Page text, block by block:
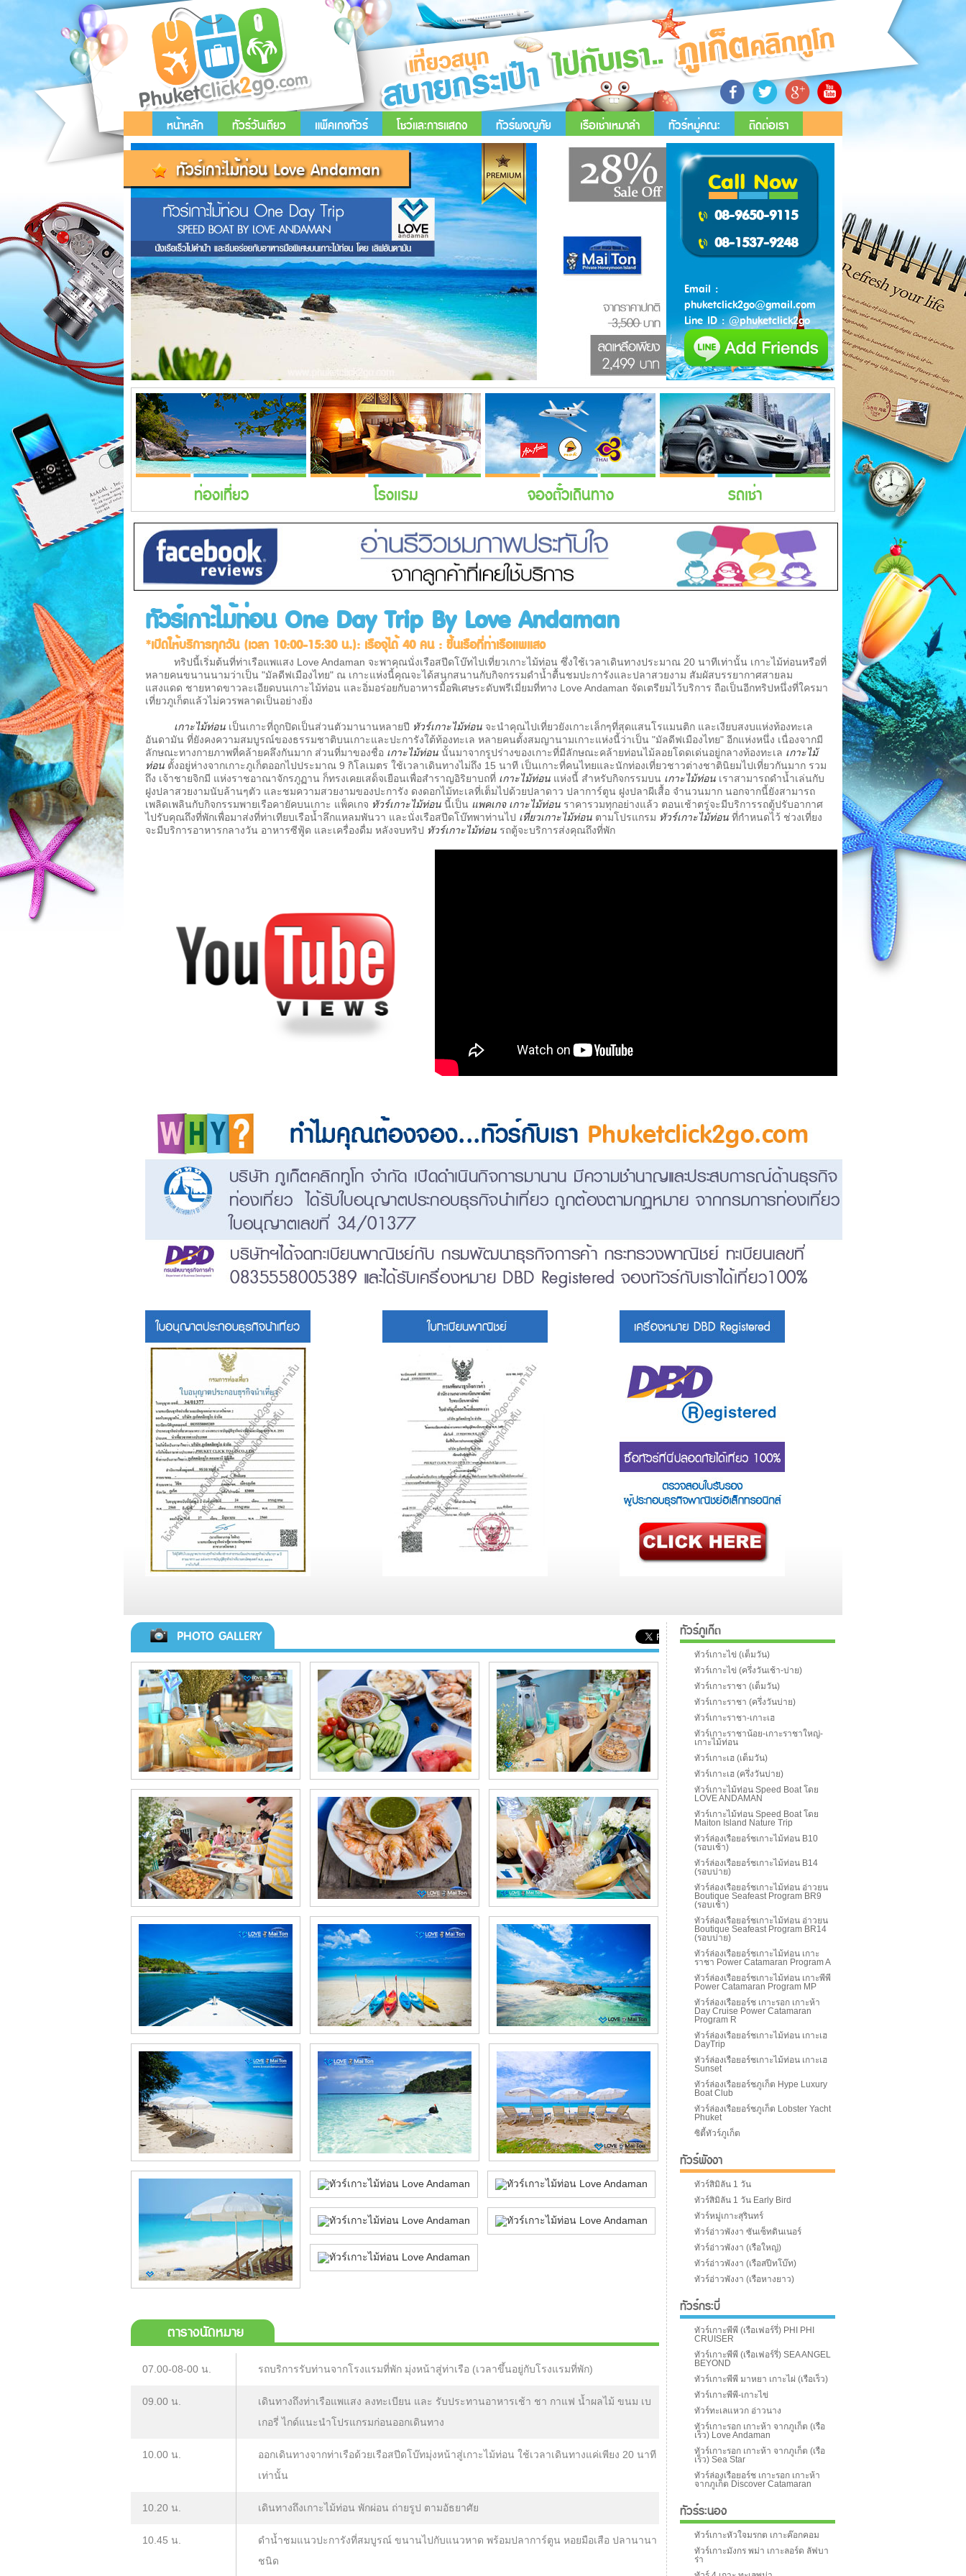
หน้าหลัก ทัวร์วันเดียว แพ็คเกจทัวร์ โชว์และการแสดง ทัวร์ผจญภัย เรือเช่าเหมาลำ ทัวร์หมู่คณะ ติดต่อเรา
ทัวร์เกาะไม้ท่อน Love Andaman Call Now
08-9650-9115
08-1537-9248
Email :
phuketclick2go@gmail.com
Line ID : @phuketclick2go
ท่องเที่ยว โรงแรม จองตั๋วเดินทาง รถเช่า
ทัวร์เกาะไม้ท่อน One Day Trip By Love Andaman
*เปิดให้บริการทุกวัน (เวลา 10:00-15:30 น.): เรือจุได้ 40 คน : ขึ้นเรือที่ท่าเรือแพแสง
ทริปนี้เริ่มต้นที่ท่าเรือแพแสง Love Andaman จะพาคุณนั่งเรือสปีดโบ๊ทไปเที่ยวเกาะไม้ท่อน ซึ่งใช้เวลาเดินทางประมาณ 20 นาทีเท่านั้น เกาะไม้ท่อนหรือที่
หลายคนขนานนามว่าเป็น "มัลดีฟเมืองไทย" ณ เกาะแห่งนี้คุณจะได้สนุกสนานกับกิจกรรมดำน้ำตื้นชมปะการังและปลาสวยงาม สัมผัสบรรยากาศสายลม
แสงแดด ชายหาดขาวละเอียดบนเกาะไม้ท่อน และอิ่มอร่อยกับอาหารมื้อพิเศษระดับพรีเมี่ยมที่ทาง Love Andaman จัดเตรียมไว้บริการ ถือเป็นอีกทริปหนึ่งที่ใครมา
เที่ยวภูเก็ตแล้วไม่ควรพลาดเป็นอย่างยิ่ง
เกาะไม้ท่อน เป็นเกาะที่ถูกปิดเป็นส่วนตัวมานานหลายปี ทัวร์เกาะไม้ท่อน จะนำคุณไปเที่ยวยังเกาะเล็กๆที่สุดแสนโรแมนติก และเงียบสงบแห่งท้องทะเล
อันดามัน ที่ยังคงความสมบูรณ์ของธรรมชาติบนเกาะและปะการังใต้ท้องทะเล หลายคนตั้งสมญานามเกาะแห่งนี้ว่าเป็น "มัลดีฟเมืองไทย" อีกแห่งหนึ่ง เนื่องจากมี
ลักษณะทางกายภาพที่คล้ายคลึงกันมาก ส่วนที่มาของชื่อ เกาะไม้ท่อน นั้นมาจากรูปร่างของเกาะที่มีลักษณะคล้ายท่อนไม้ลอยโดดเด่นอยู่กลางท้องทะเล เกาะไม้
ท่อน ตั้งอยู่ห่างจากเกาะภูเก็ตออกไปประมาณ 9 กิโลเมตร ใช้เวลาเดินทางไม่ถึง 15 นาที เป็นเกาะที่คนไทยและนักท่องเที่ยวชาวต่างชาตินิยมไปเที่ยวกันมาก รวม
ถึง เจ้าชายจิกมี แห่งราชอาณาจักรภูฏาน ก็ทรงเคยเสด็จเยือนเพื่อสำราญอิริยาบถที่ เกาะไม้ท่อน แห่งนี้ สำหรับกิจกรรมบน เกาะไม้ท่อน เราสามารถดำน้ำเล่นกับ
ฝูงปลาสวยงามนับล้านๆตัว และชมความสวยงามของปะการัง ดงดอกไม้ทะเลที่เต็มไปด้วยปลาดาว ปลาการ์ตูน ฝูงปลาผีเสื้อ จำนวนมาก นอกจากนี้ยังสามารถ
เพลิดเพลินกับกิจกรรมพายเรือคายัคบนเกาะ แพ็คเกจ ทัวร์เกาะไม้ท่อน นี้เป็น แพคเกจ เกาะไม้ท่อน ราคารวมทุกอย่างแล้ว ตอนเช้าตรู่จะมีบริการรถตู้ปรับอากาศ
ไปรับคุณถึงที่พักเพื่อมาส่งที่ท่าเทียบเรือน้ำลึกแหลมพันวา และนั่งเรือสปีดโบ๊ทพาท่านไป เที่ยวเกาะไม้ท่อน ตามโปรแกรม ทัวร์เกาะไม้ท่อน ที่กำหนดไว้ ช่วงเที่ยง
จะมีบริการอาหารกลางวัน อาหารซีฟู้ด และเครื่องดื่ม หลังจบทริป ทัวร์เกาะไม้ท่อน รถตู้จะบริการส่งคุณถึงที่พัก
PHOTO GALLERY
ตารางนัดหมาย
07.00-08-00 น. รถบริการรับท่านจากโรงแรมที่พัก มุ่งหน้าสู่ท่าเรือ (เวลาขึ้นอยู่กับโรงแรมที่พัก)
09.00 น.
เดินทางถึงท่าเรือแพแสง ลงทะเบียน และ รับประทานอาหารเช้า ชา กาแฟ น้ำผลไม้ ขนม เบ
เกอรี่ ไกด์แนะนำโปรแกรมก่อนออกเดินทาง
10.00 น.
ออกเดินทางจากท่าเรือด้วยเรือสปีดโบ๊ทมุ่งหน้าสู่เกาะไม้ท่อน ใช้เวลาเดินทางแค่เพียง 20 นาที
เท่านั้น
10.20 น. เดินทางถึงเกาะไม้ท่อน พักผ่อน ถ่ายรูป ตามอัธยาศัย
10.45 น.
ดำน้ำชมแนวปะการังที่สมบูรณ์ ขนานไปกับแนวหาด พร้อมปลาการ์ตูน หอยมือเสือ ปลานานา
ชนิด
ทัวร์ภูเก็ต
ทัวร์เกาะไข่ (เต็มวัน)
ทัวร์เกาะไข่ (ครึ่งวันเช้า-บ่าย)
ทัวร์เกาะราชา (เต็มวัน)
ทัวร์เกาะราชา (ครึ่งวันบ่าย)
ทัวร์เกาะราชา-เกาะเฮ
ทัวร์เกาะราชาน้อย-เกาะราชาใหญ่-
เกาะไม้ท่อน
ทัวร์เกาะเฮ (เต็มวัน)
ทัวร์เกาะเฮ (ครึ่งวันบ่าย)
ทัวร์เกาะไม้ท่อน Speed Boat โดย
LOVE ANDAMAN
ทัวร์เกาะไม้ท่อน Speed Boat โดย
Maiton Island Nature Trip
ทัวร์ล่องเรือยอร์ชเกาะไม้ท่อน B10
(รอบเช้า)
ทัวร์ล่องเรือยอร์ชเกาะไม้ท่อน B14
(รอบบ่าย)
ทัวร์ล่องเรือยอร์ชเกาะไม้ท่อน อ่าวยน
Boutique Seafeast Program BR9
(รอบเช้า)
ทัวร์ล่องเรือยอร์ชเกาะไม้ท่อน อ่าวยน
Boutique Seafeast Program BR14
(รอบบ่าย)
ทัวร์ล่องเรือยอร์ชเกาะไม้ท่อน เกาะ
ราชา Power Catamaran Program A
ทัวร์ล่องเรือยอร์ชเกาะไม้ท่อน เกาะพีพี
Power Catamaran Program MP
ทัวร์ล่องเรือยอร์ช เกาะรอก เกาะห้า
Day Cruise Power Catamaran
Program R
ทัวร์ล่องเรือยอร์ชเกาะไม้ท่อน เกาะเฮ
DayTrip
ทัวร์ล่องเรือยอร์ชเกาะไม้ท่อน เกาะเฮ
Sunset
ทัวร์ล่องเรือยอร์ชภูเก็ต Hype Luxury
Boat Club
ทัวร์ล่องเรือยอร์ชภูเก็ต Lobster Yacht
Phuket
ซิตี้ทัวร์ภูเก็ต
ทัวร์พังงา
ทัวร์สิมิลัน 1 วัน
ทัวร์สิมิลัน 1 วัน Early Bird
ทัวร์หมู่เกาะสุรินทร์
ทัวร์อ่าวพังงา ซันเซ็ทดินเนอร์
ทัวร์อ่าวพังงา (เรือใหญ่)
ทัวร์อ่าวพังงา (เรือสปีทโบ๊ท)
ทัวร์อ่าวพังงา (เรือหางยาว)
ทัวร์กระบี่
ทัวร์เกาะพีพี (เรือเฟอร์รี่) PHI PHI
CRUISER
ทัวร์เกาะพีพี (เรือเฟอร์รี่) SEA ANGEL
BEYOND
ทัวร์เกาะพีพี มาหยา เกาะไผ่ (เรือเร็ว)
ทัวร์เกาะพีพี-เกาะไข่
ทัวร์ทะเลแหวก อ่าวนาง
ทัวร์เกาะรอก เกาะห้า จากภูเก็ต (เรือ
เร็ว) Love Andaman
ทัวร์เกาะรอก เกาะห้า จากภูเก็ต (เรือ
เร็ว) Sea Star
ทัวร์ล่องเรือยอร์ช เกาะรอก เกาะห้า
จากภูเก็ต Discover Catamaran
ทัวร์ระนอง
ทัวร์เกาะหัวใจมรกต เกาะค๊อกคอม
ทัวร์เกาะมังกร พม่า เกาะลอร์ด ลัฟบา
ร่า